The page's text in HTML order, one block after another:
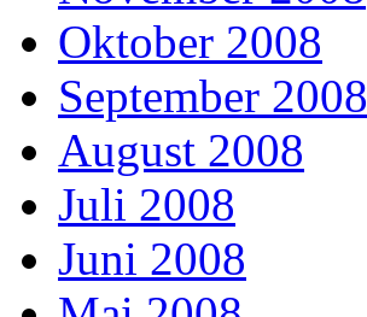
Oktober 2008
September 2008
August 2008
Juli 2008
Juni 2008